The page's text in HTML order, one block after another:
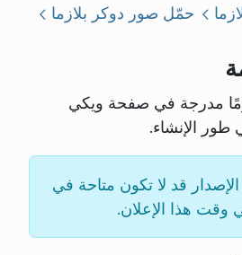
حمّل صور دوكر بلازما
مدرجة في صفحة ويكي
طور الإنشاء.
قد لا تكون متاحة في
وقت هذا الإعلان.